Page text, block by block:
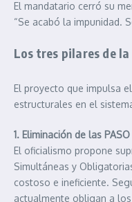
El mandatario cerró su
“Se acabó la impunidad.
Los tres pilares de
El proyecto que impulsa
estructurales en el
1. Eliminación de las PASO
El oficialismo propone
Simultáneas y
costoso e ineficiente.
actualmente obligan a